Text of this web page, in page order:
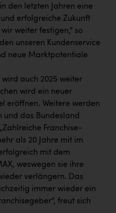
den letzten Jahren eine
erfolgreiche Zukunft
weiter festigen,“ so
unseren Kundenservice
neue Marktpotentiale
auch 2025 weiter
wird ein neuer
eröffnen. Weitere werden
und das Bundesland
Franchise-
als 20 Jahre mit im
mit dem
weswegen sie ihre
verlängern. Das
immer wieder ein
freut sich